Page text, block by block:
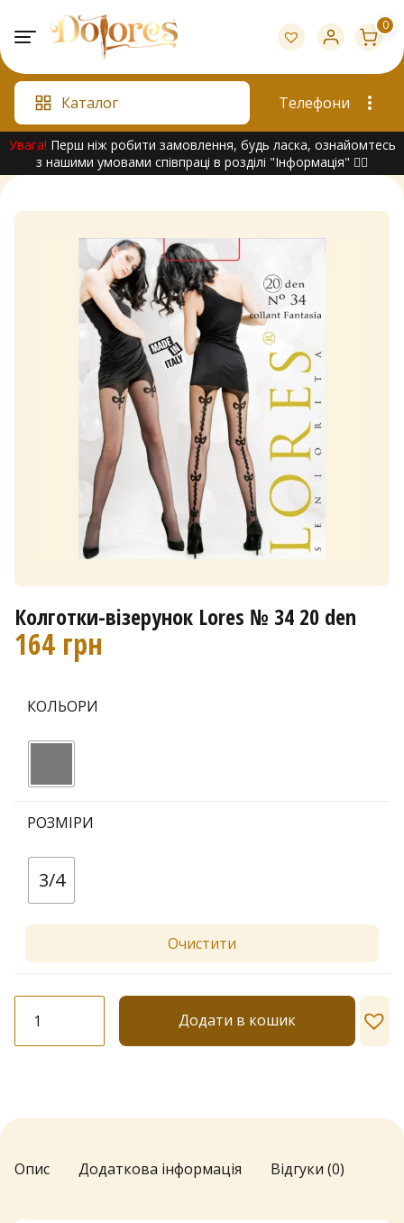
content
0
Каталог Телефони
Увага! Перш ніж робити замовлення, будь ласка, ознайомтесь
з нашими умовами співпраці в розділі "Інформація" 👇🏻
Колготки-візерунок Lores № 34 20 den
164 грн
КОЛЬОРИ
РОЗМІРИ
3/4
Очистити
візерунок
Lores
den
Додати в кошик
Опис Додаткова інформація Відгуки (0)